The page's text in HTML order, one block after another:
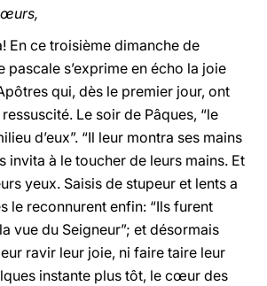
En ce troisième dimanche de
pascale s’exprime en écho la joie
qui, dès le premier jour, ont
Le soir de Pâques, “le
d’eux”. “Il leur montra ses mains
invita à le toucher de leurs mains. Et
yeux. Saisis de stupeur et lents a
le reconnurent enfin: “Ils furent
vue du Seigneur”; et désormais
ravir leur joie, ni faire taire leur
instante plus tôt, le cœur des